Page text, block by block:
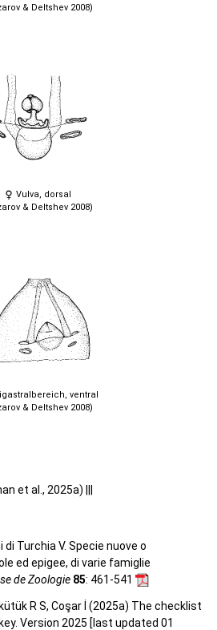
& Deltshev 2008)
Vulva, dorsal
& Deltshev 2008)
ventral
& Deltshev 2008)
et al., 2025a) |||
di Turchia V. Specie nuove o
ed epigee, di varie famiglie
de Zoologie 85: 461-541
R S, Coşar İ (2025a) The checklist
Version 2025 [last updated 01